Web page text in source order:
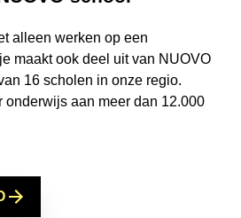
alleen werken op een
maakt ook deel uit van NUOVO
16 scholen in onze regio.
onderwijs aan meer dan 12.000